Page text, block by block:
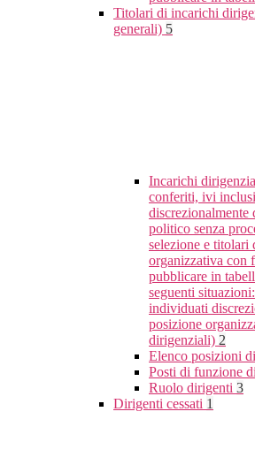
Titolari di incarichi
generali) 5
Incarichi
conferiti, ivi
politico senza
selezione e titolari
organizzativa con
pubblicare in
seguenti
individuati
posizione
dirigenziali) 2
Elenco posizioni
Posti di funzione
Ruolo dirigenti 3
Dirigenti cessati 1